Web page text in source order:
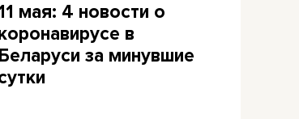
мая: 4 новости о
в
Беларуси за минувшие